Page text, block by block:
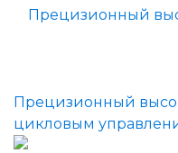
Прецизионный
цикловым